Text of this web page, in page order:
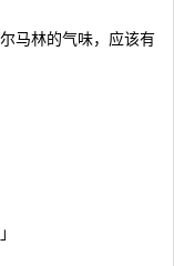
马林的气味，应该有